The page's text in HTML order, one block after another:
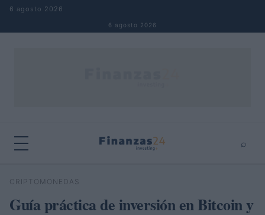
Saltar al contenido
6 agosto 2026
6 agosto 2026
⌕
Buscar
CRIPTOMONEDAS
Guía práctica de inversión en Bitcoin y